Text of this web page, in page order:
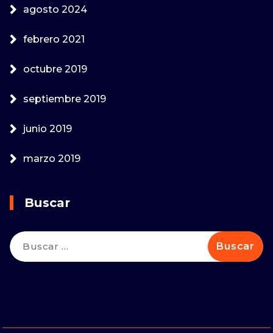
agosto 2024
febrero 2021
octubre 2019
septiembre 2019
junio 2019
marzo 2019
Buscar
Buscar: